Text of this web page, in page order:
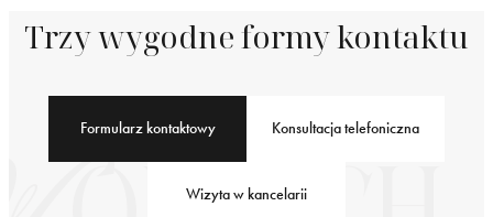
Trzy wygodne formy kontaktu
Formularz kontaktowy Konsultacja telefoniczna
Wizyta w kancelarii